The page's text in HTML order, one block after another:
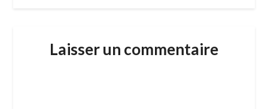
Laisser un commentaire